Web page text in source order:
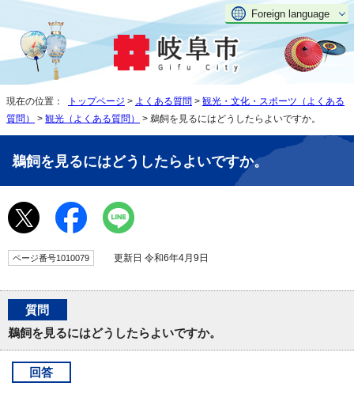
Foreign language
現在の位置： トップページ > よくある質問 > 観光・文化・スポーツ（よくある
質問）
> 観光（よくある質問） > 鵜飼を見るにはどうしたらよいですか。
鵜飼を見るにはどうしたらよいですか。
ページ番号1010079 更新日 令和6年4月9日
質問
鵜飼を見るにはどうしたらよいですか。
回答